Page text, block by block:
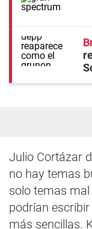
Julio Cortázar
no hay temas
solo temas
podrían
más sencillas.